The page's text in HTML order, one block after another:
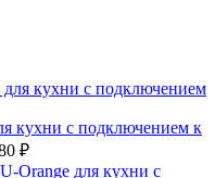
кухни с подключением к
₽